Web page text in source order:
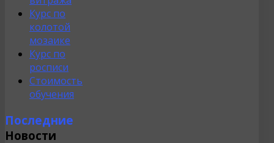
Курс по
колотой
мозаике
Курс по
росписи
Стоимость
обучения
Последние
Новости